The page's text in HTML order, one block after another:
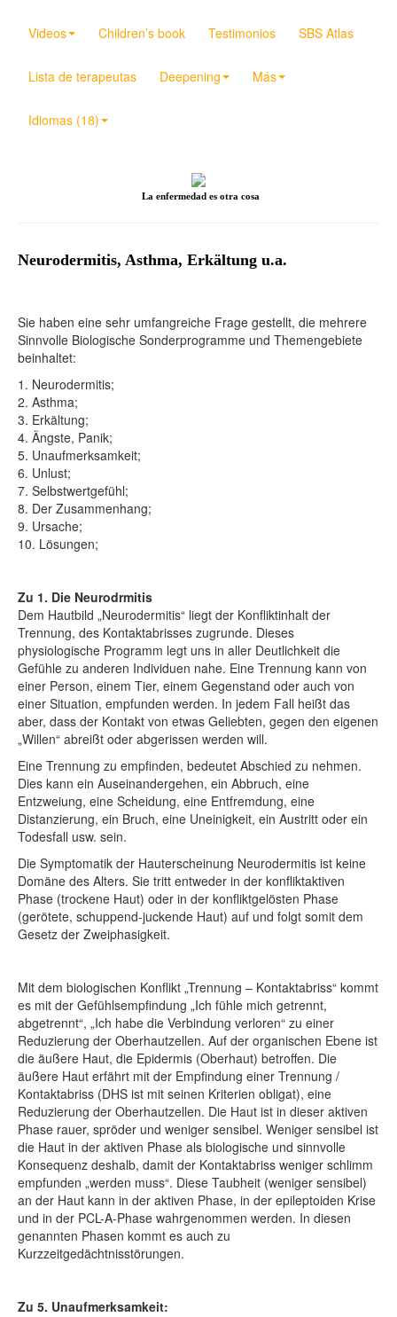
Videos Children’s book Testimonios SBS Atlas
Lista de terapeutas Deepening Más
Idiomas (18)
La enfermedad es otra cosa
Neurodermitis, Asthma, Erkältung u.a.
Sie haben eine sehr umfangreiche Frage gestellt, die mehrere
Sinnvolle Biologische Sonderprogramme und Themengebiete
beinhaltet:
1. Neurodermitis;
2. Asthma;
3. Erkältung;
4. Ängste, Panik;
5. Unaufmerksamkeit;
6. Unlust;
7. Selbstwertgefühl;
8. Der Zusammenhang;
9. Ursache;
10. Lösungen;
Zu 1. Die Neurodrmitis
Dem Hautbild „Neurodermitis“ liegt der Konfliktinhalt der
Trennung, des Kontaktabrisses zugrunde. Dieses
physiologische Programm legt uns in aller Deutlichkeit die
Gefühle zu anderen Individuen nahe. Eine Trennung kann von
einer Person, einem Tier, einem Gegenstand oder auch von
einer Situation, empfunden werden. In jedem Fall heißt das
aber, dass der Kontakt von etwas Geliebten, gegen den eigenen
„Willen“ abreißt oder abgerissen werden will.
Eine Trennung zu empfinden, bedeutet Abschied zu nehmen.
Dies kann ein Auseinandergehen, ein Abbruch, eine
Entzweiung, eine Scheidung, eine Entfremdung, eine
Distanzierung, ein Bruch, eine Uneinigkeit, ein Austritt oder ein
Todesfall usw. sein.
Die Symptomatik der Hauterscheinung Neurodermitis ist keine
Domäne des Alters. Sie tritt entweder in der konfliktaktiven
Phase (trockene Haut) oder in der konfliktgelösten Phase
(gerötete, schuppend-juckende Haut) auf und folgt somit dem
Gesetz der Zweiphasigkeit.
Mit dem biologischen Konflikt „Trennung – Kontaktabriss“ kommt
es mit der Gefühlsempfindung „Ich fühle mich getrennt,
abgetrennt“, „Ich habe die Verbindung verloren“ zu einer
Reduzierung der Oberhautzellen. Auf der organischen Ebene ist
die äußere Haut, die Epidermis (Oberhaut) betroffen. Die
äußere Haut erfährt mit der Empfindung einer Trennung /
Kontaktabriss (DHS ist mit seinen Kriterien obligat), eine
Reduzierung der Oberhautzellen. Die Haut ist in dieser aktiven
Phase rauer, spröder und weniger sensibel. Weniger sensibel ist
die Haut in der aktiven Phase als biologische und sinnvolle
Konsequenz deshalb, damit der Kontaktabriss weniger schlimm
empfunden „werden muss“. Diese Taubheit (weniger sensibel)
an der Haut kann in der aktiven Phase, in der epileptoiden Krise
und in der PCL-A-Phase wahrgenommen werden. In diesen
genannten Phasen kommt es auch zu
Kurzzeitgedächtnisstörungen.
Zu 5. Unaufmerksamkeit: